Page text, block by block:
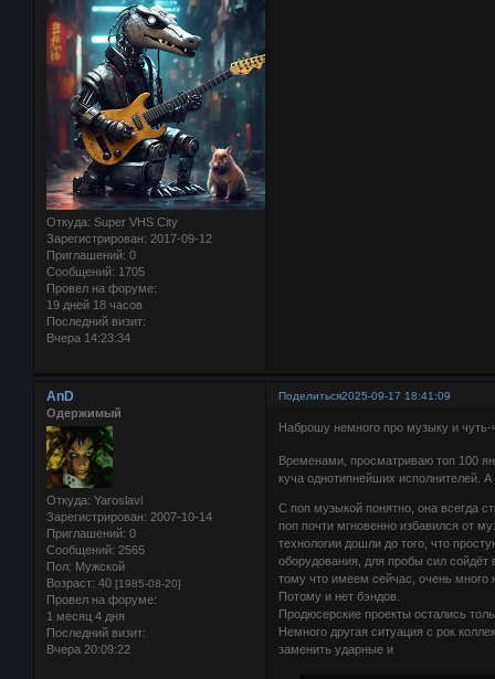
Откуда: Super VHS City
Зарегистрирован: 2017-09-12
Приглашений: 0
Сообщений: 1705
Провел на форуме:
19 дней 18 часов
Последний визит:
Вчера 14:23:34
Поделиться2025-09-17 18:41:09
AnD
Одержимый
Откуда: Yaroslavl
Зарегистрирован: 2007-10-14
Приглашений: 0
Сообщений: 2565
Пол: Мужской
Возраст: 40 [1985-08-20]
Провел на форуме:
1 месяц 4 дня
Последний визит:
Вчера 20:09:22
Наброшу немного про музыку и
Временами, просматриваю топ 100
куча однотипнейших исполнителей.
С поп музыкой понятно, она всегда
поп почти мгновенно избавился от
технологии дошли до того, что
оборудования, для пробы сил сойдёт
тому что имеем сейчас, очень много
Потому и нет бэндов.
Продюсерские проекты остались
Немного другая ситуация с рок
заменить ударные и